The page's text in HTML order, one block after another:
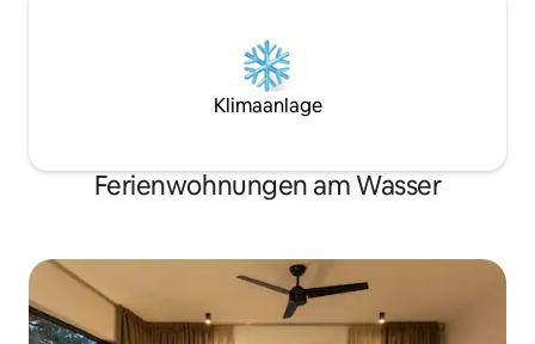
Klimaanlage
Ferienwohnungen am Wasser